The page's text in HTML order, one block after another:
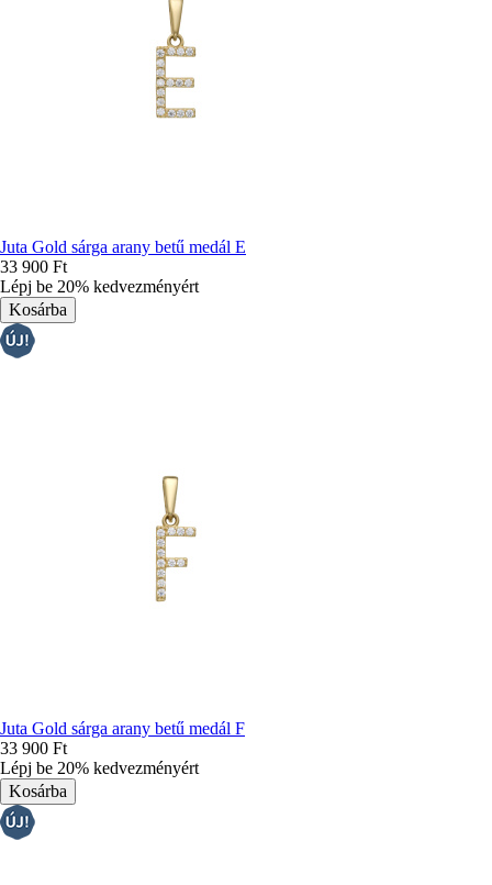
Juta Gold sárga arany betű medál E
33 900 Ft
Lépj be 20% kedvezményért
Juta Gold sárga arany betű medál F
33 900 Ft
Lépj be 20% kedvezményért